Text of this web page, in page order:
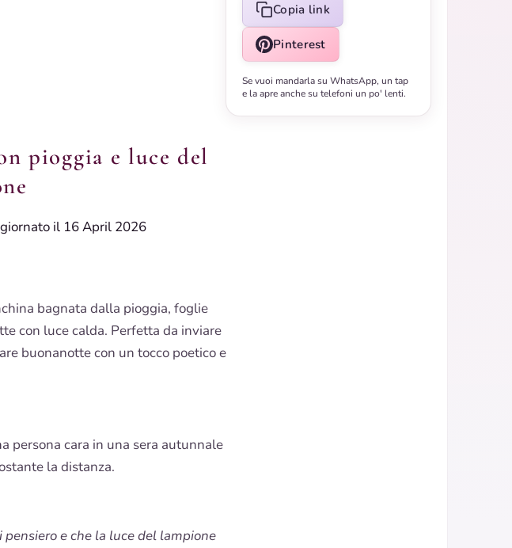
Copia link
Pinterest
Se vuoi mandarla su WhatsApp, un tap
e la apre anche su telefoni un po' lenti.
pioggia e luce del
il 16 April 2026
bagnata dalla pioggia, foglie
con luce calda. Perfetta da inviare
buonanotte con un tocco poetico e
persona cara in una sera autunnale
la distanza.
e che la luce del lampione